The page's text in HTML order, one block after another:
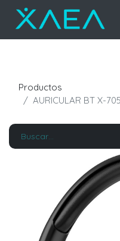
Productos
AURICULAR BT X-